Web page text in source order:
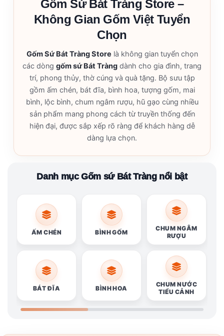
Gốm Sứ Bát Tràng Store –
Không Gian Gốm Việt Tuyển
Chọn
Gốm Sứ Bát Tràng Store là không gian tuyển chọn
các dòng gốm sứ Bát Tràng dành cho gia đình, trang
trí, phong thủy, thờ cúng và quà tặng. Bộ sưu tập
gồm ấm chén, bát đĩa, bình hoa, tượng gốm, mai
bình, lộc bình, chum ngâm rượu, hũ gạo cùng nhiều
sản phẩm mang phong cách từ truyền thống đến
hiện đại, được sắp xếp rõ ràng để khách hàng dễ
dàng lựa chọn.
Danh mục Gốm sứ Bát Tràng nổi bật
ẤM CHÉN
BÁT ĐĨA
BÌNH GỐM
BÌNH HOA
CHUM NGÂM
RƯỢU
CHUM NƯỚC
TIỂU CẢNH